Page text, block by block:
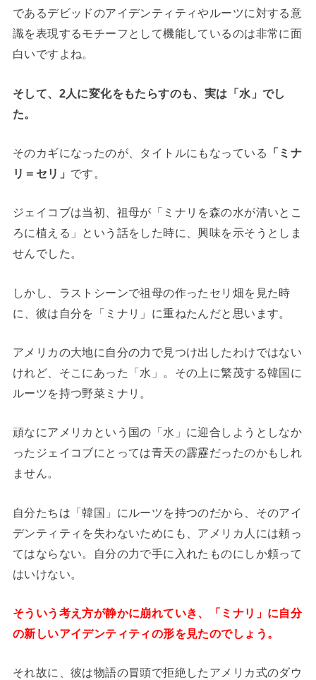
であるデビッドのアイデンティティやルーツに対する意
識を表現するモチーフとして機能しているのは非常に面
白いですよね。
そして、2人に変化をもたらすのも、実は「水」でし
た。
そのカギになったのが、タイトルにもなっている
「ミナ
リ＝セリ」 です。
ジェイコブは当初、祖母が「ミナリを森の水が清いとこ
ろに植える」という話をした時に、興味を示そうとしま
せんでした。
しかし、ラストシーンで祖母の作ったセリ畑を見た時
に、彼は自分を「ミナリ」に重ねたんだと思います。
アメリカの大地に自分の力で見つけ出したわけではない
けれど、そこにあった「水」。その上に繁茂する韓国に
ルーツを持つ野菜ミナリ。
頑なにアメリカという国の「水」に迎合しようとしなか
ったジェイコブにとっては青天の霹靂だったのかもしれ
ません。
自分たちは「韓国」にルーツを持つのだから、そのアイ
デンティティを失わないためにも、アメリカ人には頼っ
てはならない。自分の力で手に入れたものにしか頼って
はいけない。
そういう考え方が静かに崩れていき、「ミナリ」に自分
の新しいアイデンティティの形を見たのでしょう。
それ故に、彼は物語の冒頭で拒絶したアメリカ式のダウ